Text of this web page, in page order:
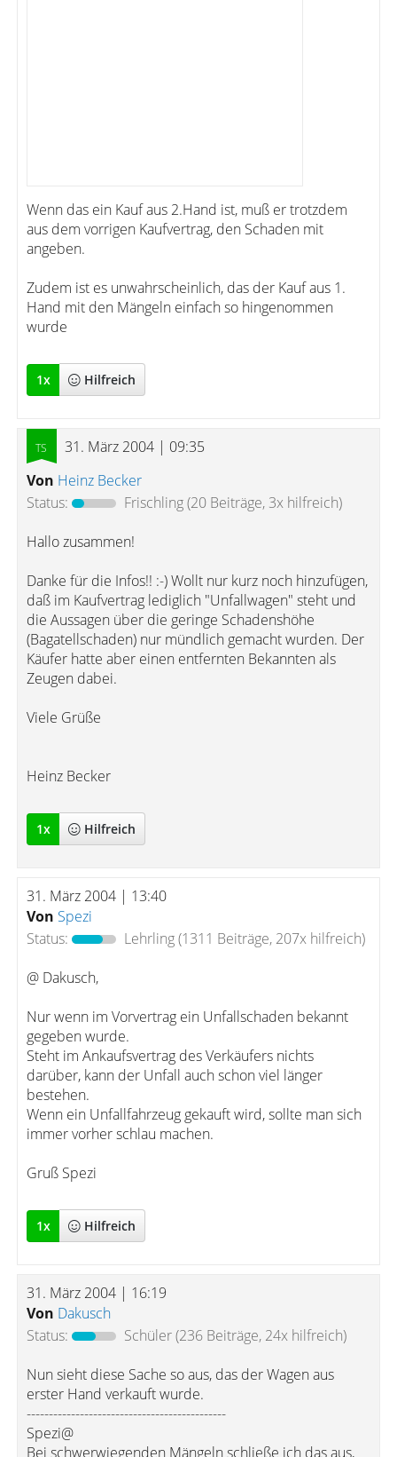
Wenn das ein Kauf aus 2.Hand ist, muß er trotzdem
aus dem vorrigen Kaufvertrag, den Schaden mit
angeben.
Zudem ist es unwahrscheinlich, das der Kauf aus 1.
Hand mit den Mängeln einfach so hingenommen
wurde
1x Hilfreich
31. März 2004 | 09:35
Von Heinz Becker
Status:
Frischling(20 Beiträge, 3x hilfreich)
Hallo zusammen!
Danke für die Infos!! :-) Wollt nur kurz noch hinzufügen,
daß im Kaufvertrag lediglich "Unfallwagen" steht und
die Aussagen über die geringe Schadenshöhe
(Bagatellschaden) nur mündlich gemacht wurden. Der
Käufer hatte aber einen entfernten Bekannten als
Zeugen dabei.
Viele Grüße
Heinz Becker
1x Hilfreich
31. März 2004 | 13:40
Von Spezi
Status:
Lehrling(1311 Beiträge, 207x hilfreich)
@ Dakusch,
Nur wenn im Vorvertrag ein Unfallschaden bekannt
gegeben wurde.
Steht im Ankaufsvertrag des Verkäufers nichts
darüber, kann der Unfall auch schon viel länger
bestehen.
Wenn ein Unfallfahrzeug gekauft wird, sollte man sich
immer vorher schlau machen.
Gruß Spezi
1x Hilfreich
31. März 2004 | 16:19
Von Dakusch
Status:
Schüler(236 Beiträge, 24x hilfreich)
Nun sieht diese Sache so aus, das der Wagen aus
erster Hand verkauft wurde.
---------------------------------------------
Spezi@
Bei schwerwiegenden Mängeln schließe ich das aus,